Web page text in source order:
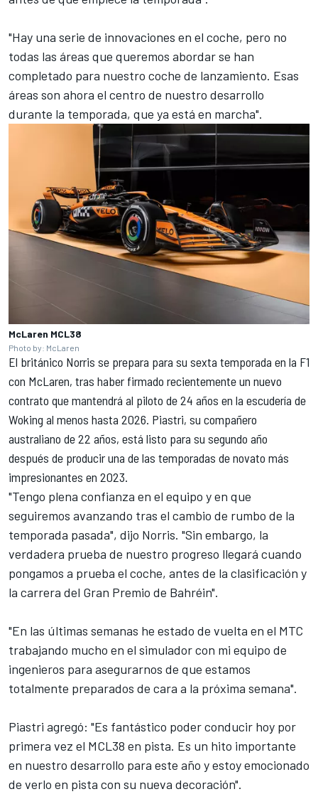
"Hay una serie de innovaciones en el coche, pero no
todas las áreas que queremos abordar se han
completado para nuestro coche de lanzamiento. Esas
áreas son ahora el centro de nuestro desarrollo
durante la temporada, que ya está en marcha".
McLaren MCL38
Photo by: McLaren
El británico Norris se prepara para su sexta temporada en la F1
con McLaren, tras haber firmado recientemente un nuevo
contrato que mantendrá al piloto de 24 años en la escudería de
Woking al menos hasta 2026. Piastri, su compañero
australiano de 22 años, está listo para su segundo año
después de producir una de las temporadas de novato más
impresionantes en 2023.
"Tengo plena confianza en el equipo y en que
seguiremos avanzando tras el cambio de rumbo de la
temporada pasada", dijo Norris. "Sin embargo, la
verdadera prueba de nuestro progreso llegará cuando
pongamos a prueba el coche, antes de la clasificación y
la carrera del Gran Premio de Bahréin".
"En las últimas semanas he estado de vuelta en el MTC
trabajando mucho en el simulador con mi equipo de
ingenieros para asegurarnos de que estamos
totalmente preparados de cara a la próxima semana".
Piastri agregó: "Es fantástico poder conducir hoy por
primera vez el MCL38 en pista. Es un hito importante
en nuestro desarrollo para este año y estoy emocionado
de verlo en pista con su nueva decoración".